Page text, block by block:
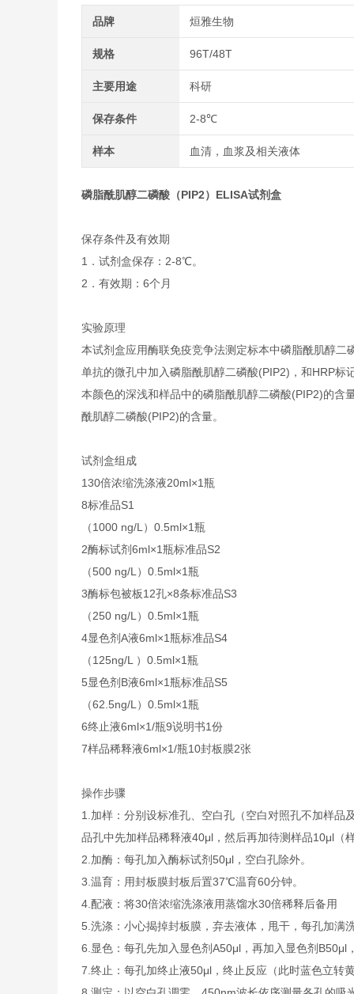
品牌 烜雅生物
规格 96T/48T
主要用途 科研
保存条件 2-8℃
样本 血清，血浆及相关液体
磷脂酰肌醇二磷酸（PIP2）ELISA试剂盒
保存条件及有效期
1．试剂盒保存：2-8℃。
2．有效期：6个月
实验原理
本试剂盒应用酶联免疫竞争法测定标本中磷脂酰肌醇
单抗的微孔中加入磷脂酰肌醇二磷酸(PIP2)，和HRP
本颜色的深浅和样品中的磷脂酰肌醇二磷酸(PIP2)的含
酰肌醇二磷酸(PIP2)的含量。
试剂盒组成
130倍浓缩洗涤液20ml×1瓶
8标准品S1
（1000 ng/L） 0.5ml×1瓶
2酶标试剂6ml×1瓶标准品S2
（500 ng/L） 0.5ml×1瓶
3酶标包被板12孔×8条标准品S3
（250 ng/L） 0.5ml×1瓶
4显色剂A液6ml×1瓶标准品S4
（125ng/L ） 0.5ml×1瓶
5显色剂B液6ml×1瓶标准品S5
（62.5ng/L） 0.5ml×1瓶
6终止液6ml×1/瓶9说明书1份
7样品稀释液6ml×1/瓶10封板膜2张
操作步骤
1.加样：分别设标准孔、空白孔（空白对照孔不加样品
品孔中先加样品稀释液40μl，然后再加待测样品10μl（
2.加酶：每孔加入酶标试剂50μl，空白孔除外。
3.温育：用封板膜封板后置37℃温育60分钟。
4.配液：将30倍浓缩洗涤液用蒸馏水30倍稀释后备用
5.洗涤：小心揭掉封板膜，弃去液体，甩干，每孔加满
6.显色：每孔先加入显色剂A50μl，再加入显色剂
7.终止：每孔加终止液50μl，终止反应（此时蓝色立转